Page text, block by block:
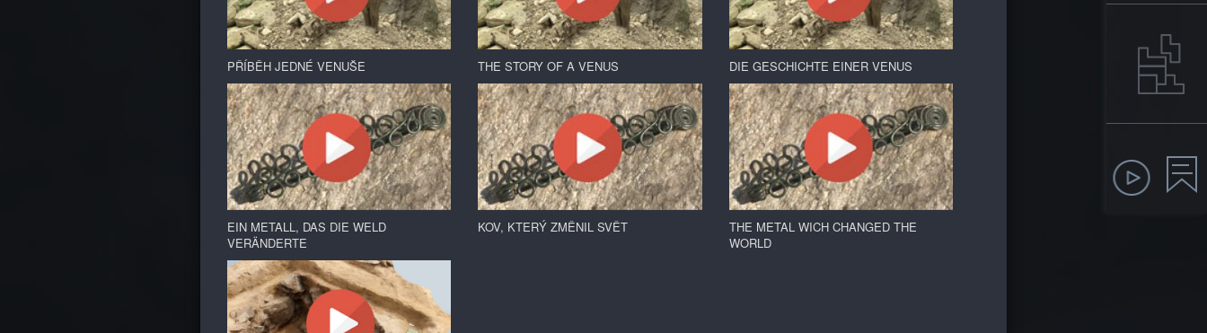
PŘÍBĚH JEDNÉ VENUŠE THE STORY OF A VENUS DIE GESCHICHTE EINER VENUS
EIN METALL, DAS DIE WELD
VERÄNDERTE
KOV, KTERÝ ZMĚNIL SVĚT
THE METAL WICH CHANGED THE
WORLD